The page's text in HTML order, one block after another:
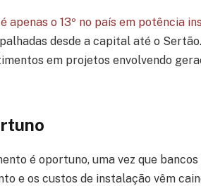
apenas o 13º no país em potência
desde a capital até o
em projetos envolvendo
é oportuno, uma vez que
e os custos de instalação vêm